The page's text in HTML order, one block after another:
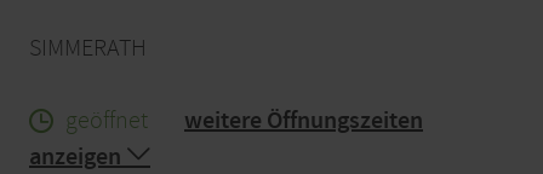
SIMMERATH
geöffnet
weitere Öffnungszeiten
anzeigen